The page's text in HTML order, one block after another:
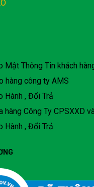
hàng công ty AMS
Hành , Đổi Trả
Hành , Đổi Trả